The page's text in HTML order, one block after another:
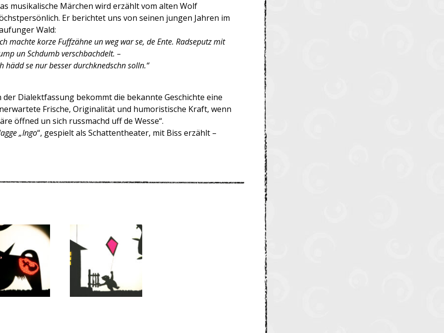
musikalische Märchen wird erzählt vom alten Wolf
Er berichtet uns von seinen jungen Jahren im
Wald:
machte korze Fuffzähne un weg war se, de Ente. Radseputz mit
un Schdumb verschbachdelt. –
hädd se nur besser durchknedschn solln.“
der Dialektfassung bekommt die bekannte Geschichte eine
Frische, Originalität und humoristische Kraft, wenn
öffned un sich russmachd uff de Wesse“.
„Ingo“, gespielt als Schattentheater, mit Biss erzählt –